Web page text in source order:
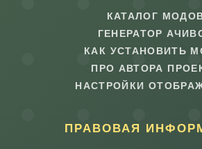
КАТАЛОГ
ГЕНЕРАТОР
КАК УСТАНОВИТЬ
ПРО АВТОРА
НАСТРОЙКИ
ПРАВОВАЯ